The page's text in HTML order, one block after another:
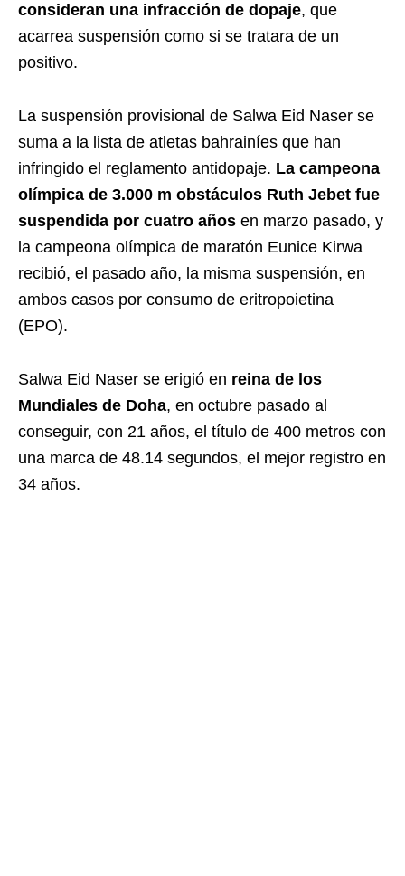
consideran una infracción de dopaje, que
acarrea suspensión como si se tratara de un
positivo.
La suspensión provisional de Salwa Eid Naser se
suma a la lista de atletas bahrainíes que han
infringido el reglamento antidopaje. La campeona
olímpica de 3.000 m obstáculos Ruth Jebet fue
suspendida por cuatro años en marzo pasado, y
la campeona olímpica de maratón Eunice Kirwa
recibió, el pasado año, la misma suspensión, en
ambos casos por consumo de eritropoietina
(EPO).
Salwa Eid Naser se erigió en reina de los
Mundiales de Doha, en octubre pasado al
conseguir, con 21 años, el título de 400 metros con
una marca de 48.14 segundos, el mejor registro en
34 años.